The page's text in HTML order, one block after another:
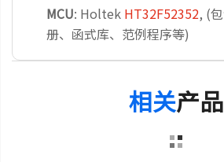
MCU: Holtek HT32F52352, (
册、函式库、范例程序等)
相关产品